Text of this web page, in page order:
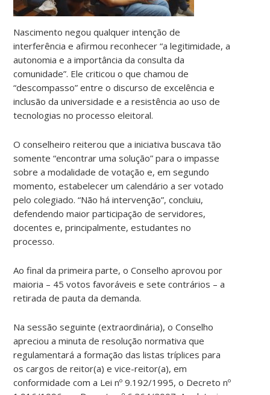
Nascimento negou qualquer intenção de
interferência e afirmou reconhecer “a legitimidade, a
autonomia e a importância da consulta da
comunidade”. Ele criticou o que chamou de
“descompasso” entre o discurso de excelência e
inclusão da universidade e a resistência ao uso de
tecnologias no processo eleitoral.
O conselheiro reiterou que a iniciativa buscava tão
somente “encontrar uma solução” para o impasse
sobre a modalidade de votação e, em segundo
momento, estabelecer um calendário a ser votado
pelo colegiado. “Não há intervenção”, concluiu,
defendendo maior participação de servidores,
docentes e, principalmente, estudantes no
processo.
Ao final da primeira parte, o Conselho aprovou por
maioria – 45 votos favoráveis e sete contrários – a
retirada de pauta da demanda.
Na sessão seguinte (extraordinária), o Conselho
apreciou a minuta de resolução normativa que
regulamentará a formação das listas tríplices para
os cargos de reitor(a) e vice-reitor(a), em
conformidade com a Lei nº 9.192/1995, o Decreto nº